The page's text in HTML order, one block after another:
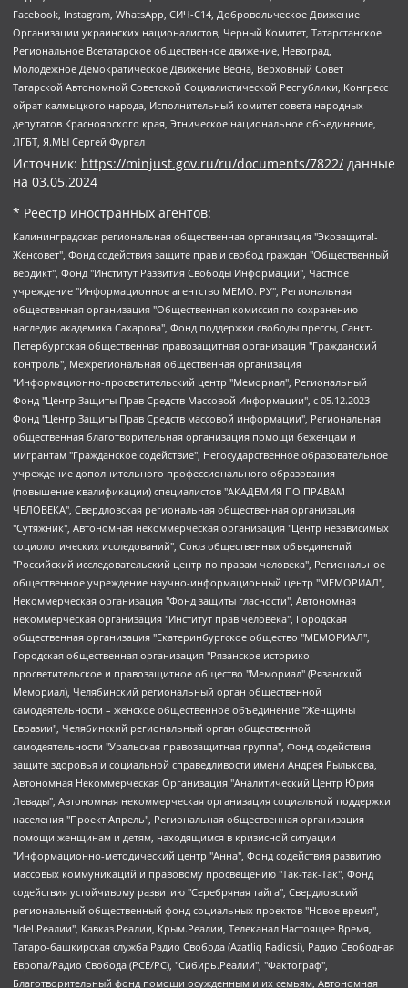
Facebook, Instagram, WhatsApp, СИЧ-С14, Добровольческое Движение
Организации украинских националистов, Черный Комитет, Татарстанское
Региональное Всетатарское общественное движение, Невоград,
Молодежное Демократическое Движение Весна, Верховный Совет
Татарской Автономной Советской Социалистической Республики, Конгресс
ойрат-калмыцкого народа, Исполнительный комитет совета народных
депутатов Красноярского края, Этническое национальное объединение,
ЛГБТ, Я.МЫ Сергей Фургал
Источник: https://minjust.gov.ru/ru/documents/7822/ данные
на 03.05.2024
* Реестр иностранных агентов:
Калининградская региональная общественная организация "Экозащита!-Женсовет", Фонд содействия защите прав и свобод граждан "Общественный вердикт", Фонд "Институт Развития Свободы Информации", Частное учреждение "Информационное агентство МЕМО. РУ", Региональная общественная организация "Общественная комиссия по сохранению наследия академика Сахарова", Фонд поддержки свободы прессы, Санкт-Петербургская общественная правозащитная организация "Гражданский контроль", Межрегиональная общественная организация "Информационно-просветительский центр "Мемориал", Региональный Фонд "Центр Защиты Прав Средств Массовой Информации", с 05.12.2023 Фонд "Центр Защиты Прав Средств массовой информации", Региональная общественная благотворительная организация помощи беженцам и мигрантам "Гражданское содействие", Негосударственное образовательное учреждение дополнительного профессионального образования (повышение квалификации) специалистов "АКАДЕМИЯ ПО ПРАВАМ ЧЕЛОВЕКА", Свердловская региональная общественная организация "Сутяжник", Автономная некоммерческая организация "Центр независимых социологических исследований", Союз общественных объединений "Российский исследовательский центр по правам человека", Региональное общественное учреждение научно-информационный центр "МЕМОРИАЛ", Некоммерческая организация "Фонд защиты гласности", Автономная некоммерческая организация "Институт прав человека", Городская общественная организация "Екатеринбургское общество "МЕМОРИАЛ", Городская общественная организация "Рязанское историко-просветительское и правозащитное общество "Мемориал" (Рязанский Мемориал), Челябинский региональный орган общественной самодеятельности – женское общественное объединение "Женщины Евразии", Челябинский региональный орган общественной самодеятельности "Уральская правозащитная группа", Фонд содействия защите здоровья и социальной справедливости имени Андрея Рылькова, Автономная Некоммерческая Организация "Аналитический Центр Юрия Левады", Автономная некоммерческая организация социальной поддержки населения "Проект Апрель", Региональная общественная организация помощи женщинам и детям, находящимся в кризисной ситуации "Информационно-методический центр "Анна", Фонд содействия развитию массовых коммуникаций и правовому просвещению "Так-так-Так", Фонд содействия устойчивому развитию "Серебряная тайга", Свердловский региональный общественный фонд социальных проектов "Новое время", "Idel.Реалии", Кавказ.Реалии, Крым.Реалии, Телеканал Настоящее Время, Татаро-башкирская служба Радио Свобода (Azatliq Radiosi), Радио Свободная Европа/Радио Свобода (PCE/PC), "Сибирь.Реалии", "Фактограф", Благотворительный фонд помощи осужденным и их семьям, Автономная некоммерческая организация "Институт глобализации и социальных движений", Фонд "В защиту прав заключенных", Частное учреждение "Центр поддержки и содействия развитию средств массовой информации", Пензенский региональный общественный благотворительный фонд "Гражданский союз", "Север.Реалии", Некоммерческая организация Фонд "Правовая инициатива", Общество с ограниченной ответственностью "Радио Свободная Европа/Радио Свобода", Чешское информационное агентство "MEDIUM-ORIENT", Красноярская региональная общественная организация "Мы против СПИДа", Камалягин Денис Николаевич, Маркелов Сергей Евгеньевич, Пономарев Лев Александрович, Савицкая Людмила Алексеевна, Автономная некоммерческая организация "Центр по работе с проблемой насилия "НАСИЛИЮ.НЕТ", Межрегиональный профессиональный союз работников здравоохранения "Альянс врачей", Юридическое лицо, зарегистрированное в Латвийской Республике, SIA "Medusa Project" (регистрационный номер 40103797863, дата регистрации 10.06.2014), Некоммерческая организация "Фонд по борьбе с коррупцией", Автономная некоммерческая организация "Институт права и публичной политики", Баданин Роман Сергеевич, Гликин Максим Александрович, Железнова Мария Михайловна, Лукьянова Юлия Сергеевна, Маетная Елизавета Витальевна, Маняхин Петр Борисович, Чуракова Ольга Владимировна, Ярош Юлия Петровна, Юридическое лицо "The Insider SIA", зарегистрированное в Риге, Латвийская Республика (дата регистрации 26.06.2015), являющееся администратором доменного имени интернет-издания "The Insider SIA", https://theins.ru, Постернак Алексей Евгеньевич, Рубин Михаил Аркадьевич, Анин Роман Александрович, Юридическое лицо Istories fonds, зарегистрированное в Латвийской Республике (регистрационный номер 50008295751, дата регистрации 24.02.2020), Великовский Дмитрий Александрович, Долинина Ирина Николаевна, Мароховская Алеся Алексеевна, Шлейнов Роман Юрьевич, Шмагун Олеся Валентиновна, Общество с ограниченной ответственностью "Альтаир 2021", Общество с ограниченной ответственностью "Вега 2021", Общество с ограниченной ответственностью "Главный редактор 2021", Общество с ограниченной ответственностью "Ромашки монолит", Важенков Артем Валерьевич, Ивановская областная общественная организация "Центр гендерных исследований", Гурман Юрий Альбертович, Медиапроект "ОВД-Инфо", Егоров Владимир Владимирович, Жилинский Владимир Александрович, Общество с ограниченной ответственностью "ЗП", Иванова София Юрьевна, Карезина Инна Павловна, Кильтау Екатерина Викторовна, Петров Алексей Викторович, Пискунов Сергей Евгеньевич, Смирнов Сергей Сергеевич, Тихонов Михаил Сергеевич, Общество с ограниченной ответственностью "ЖУРНАЛИСТ-ИНОСТРАННЫЙ АГЕНТ", Арапова Галина Юрьевна, Вольтская Татьяна Анатольевна, Американская компания "Mason G.E.S. Anonymous Foundation" (США), являющаяся владельцем интернет-издания https://mnews.world/, Компания "Stichting Bellingcat", зарегистрированная в Нидерландах (дата регистрации 11.07.2018), Захаров Андрей Вячеславович, Клепиковская Екатерина Дмитриевна, Общество с ограниченной ответственностью "МЕМО", Перл Роман Александрович, Симонов Евгений Алексеевич, Соловьева Елена Анатольевна, Сотников Даниил Владимирович, Сурначева Елизавета Дмитриевна, Автономная некоммерческая организация по защите прав человека и информированию населения "Якутия – Наше Мнение", Общество с ограниченной ответственностью "Москоу диджитал медиа", с 26.01.2023 Общество с ограниченной ответственностью "Чайка Белые сады", Ветошкина Валерия Валерьевна, Заговора Максим Александрович, Межрегиональное общественное движение "Российская ЛГБТ - сеть", Оленичев Максим Владимирович, Павлов Иван Юрьевич, Скворцова Елена Сергеевна, Общество с ограниченной ответственностью "Как бы инагент", Кочетков Игорь Викторович, Общество с ограниченной ответственностью "Честные выборы", Еланчик Олег Александрович, Общество с ограниченной ответственностью "Нобелевский призыв", Гималова Регина Эмилевна, Григорьев Андрей Валерьевич, Григорьева Алина Александровна, Ассоциация по содействию защите прав призывников, альтернативнослужащих и военнослужащих "Правозащитная группа "Гражданин.Армия.Право", Хисамова Регина Фаритовна, Автономная некоммерческая организация по реализации социально-правовых программ "Лилит", Дальневосточное общественное движение "Маяк", Санкт-Петербургская ЛГБТ-инициативная группа "Выход", Инициативная группа ЛГБТ+ "Реверс", Алексеев Андрей Викторович, Бекбулатова Таисия Львовна, Беляев Иван Михайлович, Владыкина Елена Сергеевна, Гельман Марат Александрович, Никульшина Вероника Юрьевна, Толоконникова Надежда Андреевна, Шендерович Виктор Анатольевич, Общество с ограниченной ответственностью "Данное сообщение", Общество с ограниченной ответственностью Издательский дом "Новая глава", Айнбиндер Александра Александровна, Московский комьюнити-центр для ЛГБТ+инициатив, Благотворительный фонд развития филантропии, Deutsche Welle (Германия, Kurt-Schumacher-Strasse 3, 53113 Bonn), Борзунова Мария Михайловна, Воробьев Виктор Викторович, Голубева Анна Львовна, Константинова Алла Михайловна, Малкова Ирина Владимировна, Мурадов Мурад Абдулгалимович, Осетинская Елизавета Николаевна, Понасенков Евгений Николаевич, Ганапольский Матвей Юрьевич, Киселев Евгений Алексеевич, Борухович Ирина Григорьевна, Дремин Иван Тимофеевич, Дубровский Дмитрий Викторович, Красноярская региональная общественная организация поддержки и развития альтернативных образовательных технологий и межкультурных коммуникаций "ИНТЕРРА", Маяковская Екатерина Алексеевна, Фейгин Марк Захарович, Филимонов Андрей Викторович, Дзугкоева Регина Николаевна, Доброхотов Роман Александрович, Дудь Юрий Александрович, Елкин Сергей Владимирович, Кругликов Кирилл Игоревич, Сабунаева Мария Леонидовна, Семенов Алексей Владимирович, Шаинян Карен Багратович, Шульман Екатерина Михайловна, Асафьев Артур Валерьевич, Вахштайн Виктор Семенович, Венедиктов Алексей Алексеевич, Лушникова Екатерина Евгеньевна, Волков Леонид Михайлович, Невзоров Александр Глебович, Пархоменко Сергей Борисович, Сироткин Ярослав Николаевич, Кара-Мурза Владимир Владимирович, Баранова Наталья Владимировна, Гозман Леонид Яковлевич, Кагарлицкий Борис Юльевич, Климарев Михаил Валерьевич, Милов Владимир Станиславович, Автономная некоммерческая организация Краснодарский центр современного искусства "Типография", Моргенштерн Алишер Тагирович, Соболь Любовь Эдуардовна, Общество с ограниченной ответственностью "ЛИЗА НОРМ", Каспаров Гарри Кимович, Ходорковский Михаил Борисович, Общество с ограниченной ответственностью "Апрельские тезисы", Данилович Ирина Брониславовна, Кашин Олег Владимирович, Петров Николай Владимирович, Пивоваров Алексей Владимирович, Соколов Михаил Владимирович, Цветкова Юлия Владимировна, Чичваркин Евгений Александрович, Комитет против пыток/Команда против пыток, Общество с ограниченной ответственностью "Первый научный", Общество с ограниченной ответственностью "Вертолет и ко", Белоцерковская Вероника Борисовна, Кац Максим Евгеньевич, Лазарева Татьяна Юрьевна, Шаведдинов Руслан Табризович, Яшин Илья Валерьевич, Общество с ограниченной ответственностью "Иноагент ААВ", Алешковский Дмитрий Петрович, Альбац Евгения Марковна, Быков Дмитрий Львович, Галямина Юлия Евгеньевна, Лойко Сергей Леонидович, Мартынов Кирилл Константинович, Медведев Сергей Александрович, Крашенинников Федор Геннадиевич, Гордеева Катерина Вл